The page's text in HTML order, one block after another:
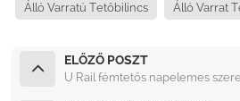
Álló Varratú Tetőbilincs Álló Varrat
ELŐZŐ POSZT
U Rail fémtetős napelemes